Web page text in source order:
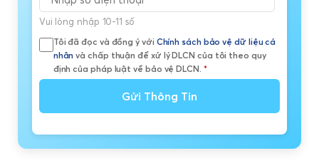
Vui lòng nhập 10-11 số
Tôi đã đọc và đồng ý với Chính sách bảo vệ dữ liệu cá
nhân và chấp thuận để xử lý DLCN của tôi theo quy
định của pháp luật về bảo vệ DLCN. *
Gửi Thông Tin